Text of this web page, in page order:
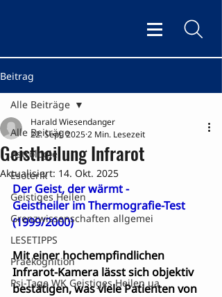
Beitrag
Alle Beiträge
Astrologie
Esoterik
Geistiges Heilen
Grenzwissenschaften allgemei
LESETIPPS
Praekognition
Psi-Tage WK Geistiges Heilen ua
Alle Beiträge
Geistheilung Infrarot
Harald Wiesendanger
22. Sept. 20252 Min. Lesezeit
Aktualisiert: 14. Okt. 2025
Der Geist, der wärmt -
Geistheiler im Thermografie-Test
(1999/2000)
Mit einer hochempfindlichen
Infrarot-Kamera lässt sich objektiv
bestätigen, was viele Patienten von